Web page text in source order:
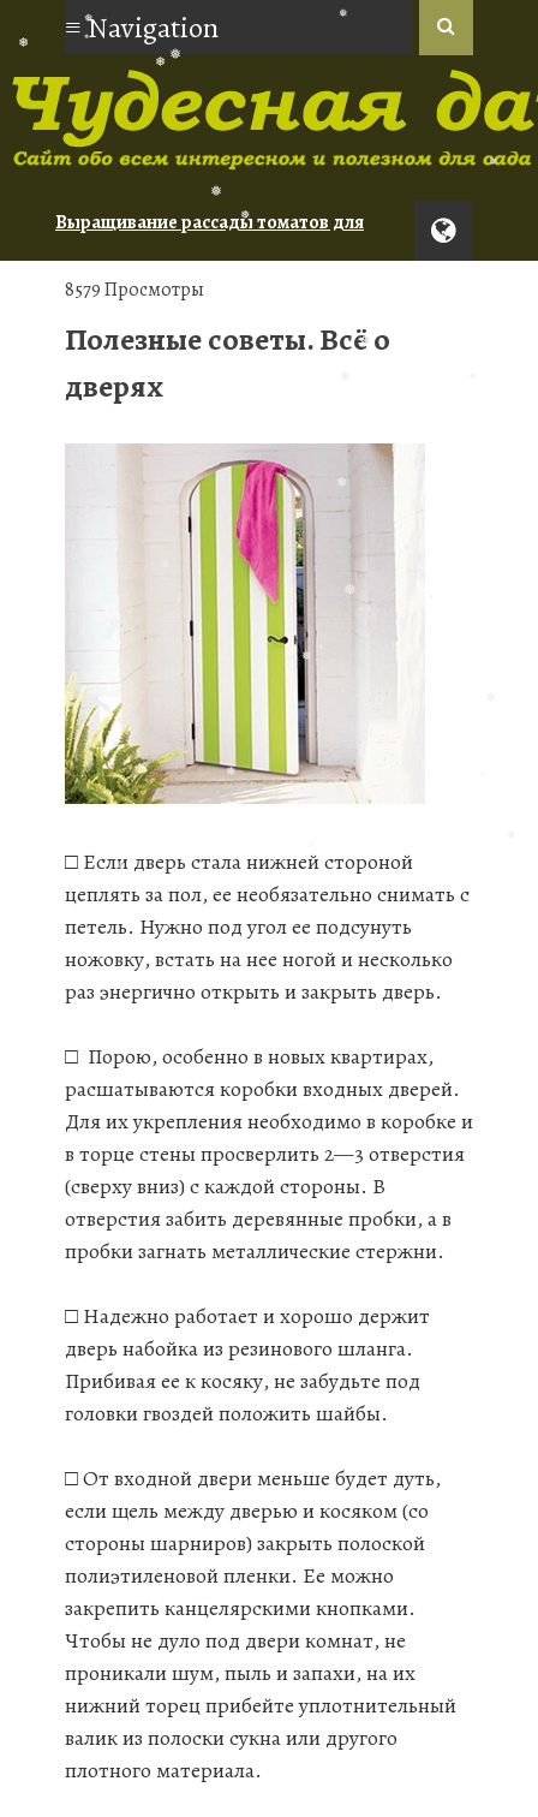
❅
❅
❅
❅
❅
❅
❅
❅
❅ ❅
❅
Выращивание рассады томатов для
Орхидеи: советы по уходу для
начинающих
Туя: сорта для живой изгороди
8579 Просмотры
Полезные советы. Всё о
дверях
□ Если дверь стала нижней стороной
цеплять за пол, ее необязательно снимать с
петель. Нужно под угол ее подсунуть
ножовку, встать на нее ногой и несколько
раз энергично открыть и закрыть дверь.
□ Порою, особенно в новых квартирах,
расшатываются коробки входных дверей.
Для их укрепления необходимо в коробке и
в торце стены просверлить 2—3 отверстия
(сверху вниз) с каждой стороны. В
отверстия забить деревянные пробки, а в
пробки загнать металлические стержни.
□ Надежно работает и хорошо держит
дверь набойка из резинового шланга.
Прибивая ее к косяку, не забудьте под
головки гвоздей положить шайбы.
□ От входной двери меньше будет дуть,
если щель между дверью и косяком (со
стороны шарниров) закрыть полоской
полиэтиленовой пленки. Ее можно
закрепить канцелярскими кнопками.
Чтобы не дуло под двери комнат, не
проникали шум, пыль и запахи, на их
нижний торец прибейте уплотнительный
валик из полоски сукна или другого
плотного материала.